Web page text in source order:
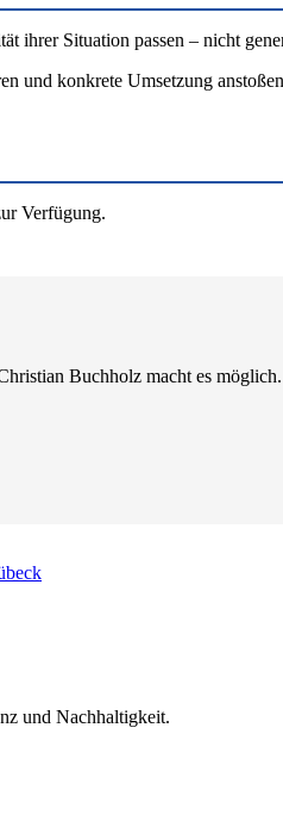
ihrer Situation passen – nicht
und konkrete Umsetzung
Verfügung.
Buchholz macht es möglich.
und Nachhaltigkeit.